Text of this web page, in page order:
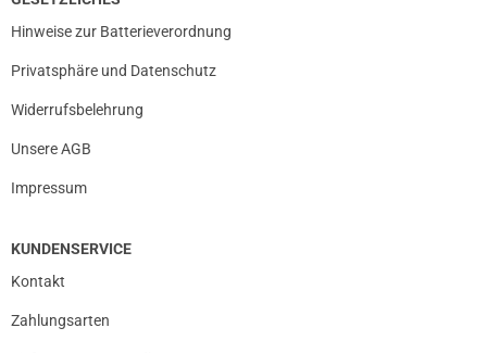
Hinweise zur Batterieverordnung
Privatsphäre und Datenschutz
Widerrufsbelehrung
Unsere AGB
Impressum
KUNDENSERVICE
Kontakt
Zahlungsarten